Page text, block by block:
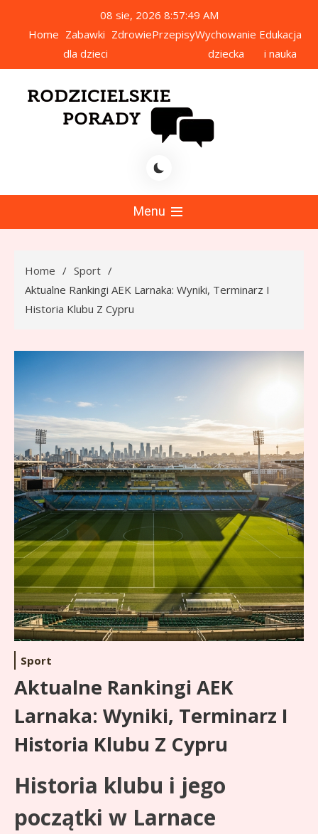
08 sie, 2026 8:57:50 AM
Home Zabawki
dla dzieci
ZdrowiePrzepisyWychowanie
dziecka
Edukacja
i nauka
Porady
Menu
Home
Sport
Aktualne Rankingi AEK Larnaka: Wyniki, Terminarz I
Historia Klubu Z Cypru
Sport
Aktualne Rankingi AEK
Larnaka: Wyniki, Terminarz I
Historia Klubu Z Cypru
Historia klubu i jego
początki w Larnace